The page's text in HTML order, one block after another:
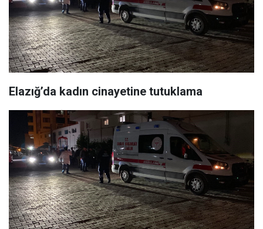
Elazığ’da kadın cinayetine tutuklama